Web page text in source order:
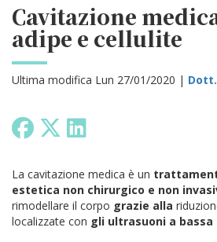
Cavitazione
adipe e cellulite
Ultima modifica Lun 27/01/2020 |
La cavitazione medica è un
estetica non chirurgico e non
rimodellare il corpo grazie alla
localizzate con gli ultrasuoni a